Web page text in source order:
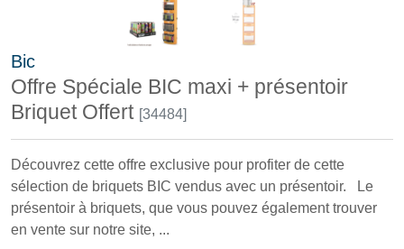
Bic
Offre Spéciale BIC maxi + présentoir
Briquet Offert [34484]
Découvrez cette offre exclusive pour profiter de cette
sélection de briquets BIC vendus avec un présentoir. Le
présentoir à briquets, que vous pouvez également trouver
en vente sur notre site, ...